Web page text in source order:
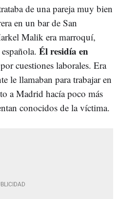
de una pareja muy bien
en un bar de San
Malik era marroquí,
Él residía en
por cuestiones laborales. Era
le llamaban para trabajar en
a Madrid hacía poco más
conocidos de la víctima.